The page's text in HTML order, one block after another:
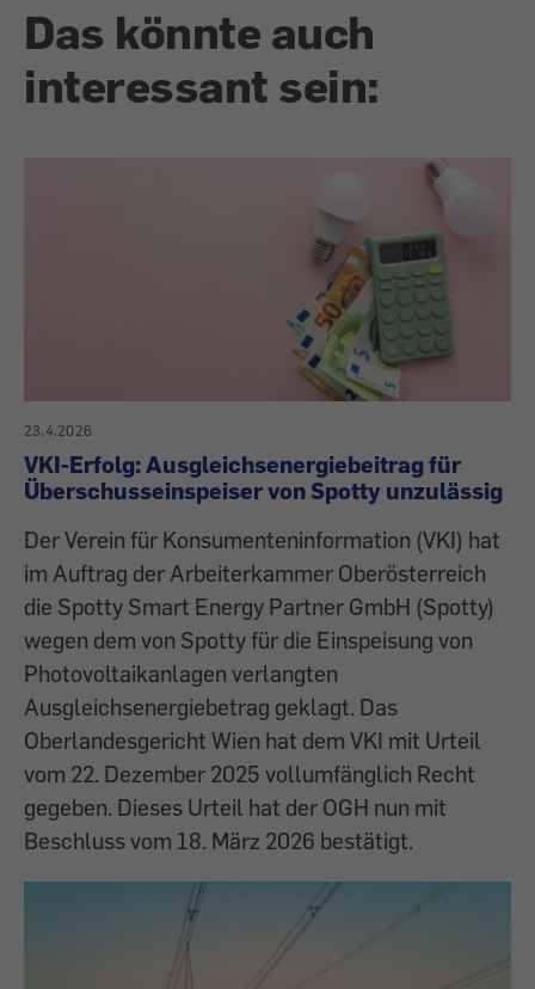
Das könnte auch
interessant sein:
23.4.2026
VKI-Erfolg: Ausgleichsenergiebeitrag für
Überschusseinspeiser von Spotty unzulässig
Der Verein für Konsumenteninformation (VKI) hat
im Auftrag der Arbeiterkammer Oberösterreich
die Spotty Smart Energy Partner GmbH (Spotty)
wegen dem von Spotty für die Einspeisung von
Photovoltaikanlagen verlangten
Ausgleichsenergiebetrag geklagt. Das
Oberlandesgericht Wien hat dem VKI mit Urteil
vom 22. Dezember 2025 vollumfänglich Recht
gegeben. Dieses Urteil hat der OGH nun mit
Beschluss vom 18. März 2026 bestätigt.